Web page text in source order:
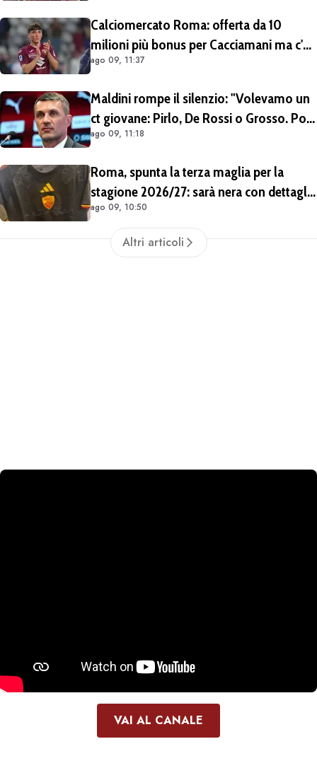
Calciomercato Roma: offerta da 10
milioni più bonus per Cacciamani ma c'è
distanza, interesse anche dell'Inter.
ago 09, 11:37
Maldini rompe il silenzio: "Volevamo un
ct giovane: Pirlo, De Rossi o Grosso. Poi
Malagò mi ha detto: «Pirlo non si può
ago 09, 11:18
Roma, spunta la terza maglia per la
stagione 2026/27: sarà nera con dettagli
giallorossi
ago 09, 10:50
Altri articoli
VAI AL CANALE